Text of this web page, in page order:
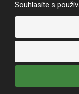
Souhlasíte s